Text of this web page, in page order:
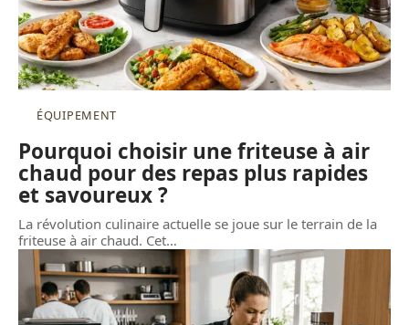
ÉQUIPEMENT
Pourquoi choisir une friteuse à air
chaud pour des repas plus rapides
et savoureux ?
La révolution culinaire actuelle se joue sur le terrain de la
friteuse à air chaud. Cet…